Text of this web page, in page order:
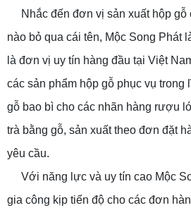
Nhắc đến đơn vị sản xuất hộp gỗ
nào bỏ qua cái tên, Mộc Song Phát
là đơn vị uy tín hàng đầu tại Việt
các sản phẩm hộp gỗ phục vụ trong
gỗ bao bì cho các nhãn hàng rượu
trà bằng gỗ, sản xuất theo đơn đặt
yêu cầu.
Với năng lực và uy tín cao Mộc
gia công kịp tiến độ cho các đơn